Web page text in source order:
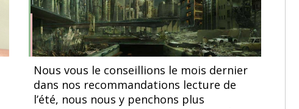
Nous vous le conseillions le mois dernier
dans nos recommandations lecture de
l’été, nous nous y penchons plus